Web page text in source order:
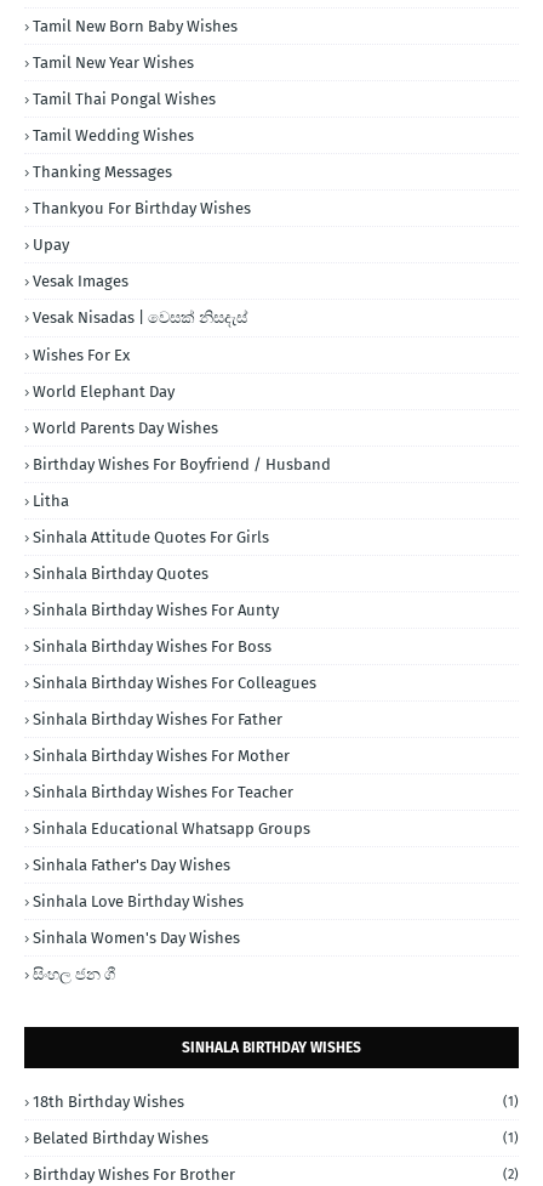
Tamil New Born Baby Wishes
Tamil New Year Wishes
Tamil Thai Pongal Wishes
Tamil Wedding Wishes
Thanking Messages
Thankyou For Birthday Wishes
Upay
Vesak Images
Vesak Nisadas | වෙසක් නිසදැස්
Wishes For Ex
World Elephant Day
World Parents Day Wishes
Birthday Wishes For Boyfriend / Husband
Litha
Sinhala Attitude Quotes For Girls
Sinhala Birthday Quotes
Sinhala Birthday Wishes For Aunty
Sinhala Birthday Wishes For Boss
Sinhala Birthday Wishes For Colleagues
Sinhala Birthday Wishes For Father
Sinhala Birthday Wishes For Mother
Sinhala Birthday Wishes For Teacher
Sinhala Educational Whatsapp Groups
Sinhala Father's Day Wishes
Sinhala Love Birthday Wishes
Sinhala Women's Day Wishes
සිංහල ජන ගී
SINHALA BIRTHDAY WISHES
18th Birthday Wishes (1)
Belated Birthday Wishes (1)
Birthday Wishes For Brother (2)